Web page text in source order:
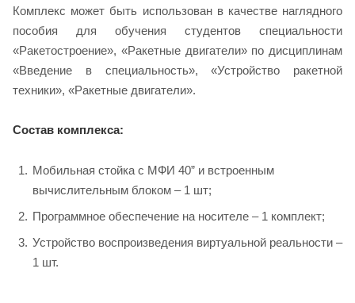
Комплекс может быть использован в качестве наглядного
пособия для обучения студентов специальности
«Ракетостроение», «Ракетные двигатели» по дисциплинам
«Введение в специальность», «Устройство ракетной
техники», «Ракетные двигатели».
Состав комплекса:
Мобильная стойка с МФИ 40” и встроенным
вычислительным блоком – 1 шт;
Программное обеспечение на носителе – 1 комплект;
Устройство воспроизведения виртуальной реальности –
1 шт.